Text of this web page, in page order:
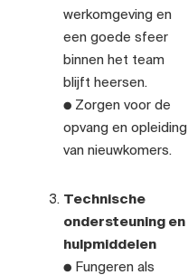
werkomgeving en
een goede sfeer
binnen het team
blijft heersen.
● Zorgen voor de
opvang en opleiding
van nieuwkomers.
Technische
ondersteuning en
hulpmiddelen
● Fungeren als